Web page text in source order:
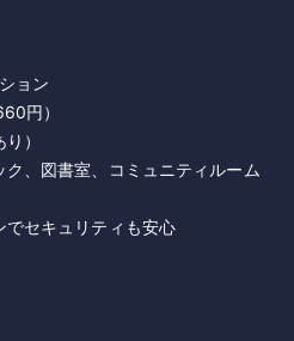
ョン
円）
）
ク、図書室、コミュニティルーム
でセキュリティも安心